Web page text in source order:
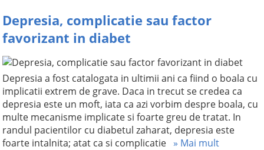
Depresia, complicatie sau factor
favorizant in diabet
Depresia a fost catalogata in ultimii ani ca fiind o boala cu
implicatii extrem de grave. Daca in trecut se credea ca
depresia este un moft, iata ca azi vorbim despre boala, cu
multe mecanisme implicate si foarte greu de tratat. In
randul pacientilor cu diabetul zaharat, depresia este
foarte intalnita; atat ca si complicatie » Mai mult